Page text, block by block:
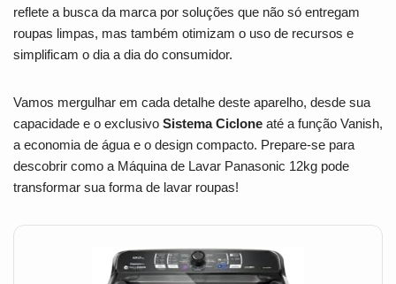
reflete a busca da marca por soluções que não só entregam
roupas limpas, mas também otimizam o uso de recursos e
simplificam o dia a dia do consumidor.
Vamos mergulhar em cada detalhe deste aparelho, desde sua
capacidade e o exclusivo Sistema Ciclone até a função Vanish,
a economia de água e o design compacto. Prepare-se para
descobrir como a Máquina de Lavar Panasonic 12kg pode
transformar sua forma de lavar roupas!